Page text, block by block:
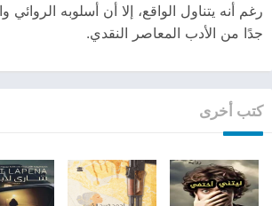
رغم أنه يتناول الواقع، إلا أن أسلوبه الروائي
جدًا من الأدب المعاصر النقدي.
كتب أخرى